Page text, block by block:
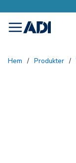
menu
Hem / Produkter /